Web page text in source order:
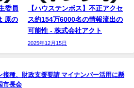
委員
原の
【ハウステンボス】不正アクセ
ス約154万6000名の情報流出の
可能性 - 株式会社アクト
2025年12月15日
接種、財政支援要請 マイナンバー活用に懸
市長会